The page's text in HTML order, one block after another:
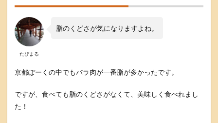
条
ギ
の
だ
し
し
ぶ
セ
ト
たびまる
脂のくどさが気になりますよね。
京都ぽーくの中でもバラ肉が一番脂が多かったです。
ですが、食べても脂のくどさがなくて、美味しく食べれまし
た！